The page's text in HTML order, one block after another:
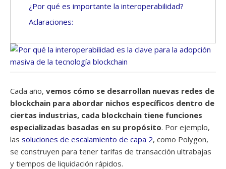
¿Por qué es importante la interoperabilidad?
Aclaraciones:
Cada año, vemos cómo se desarrollan nuevas redes de
blockchain para abordar nichos específicos dentro de
ciertas industrias, cada blockchain tiene funciones
especializadas basadas en su propósito. Por ejemplo,
las soluciones de escalamiento de capa 2, como Polygon,
se construyen para tener tarifas de transacción ultrabajas
y tiempos de liquidación rápidos.